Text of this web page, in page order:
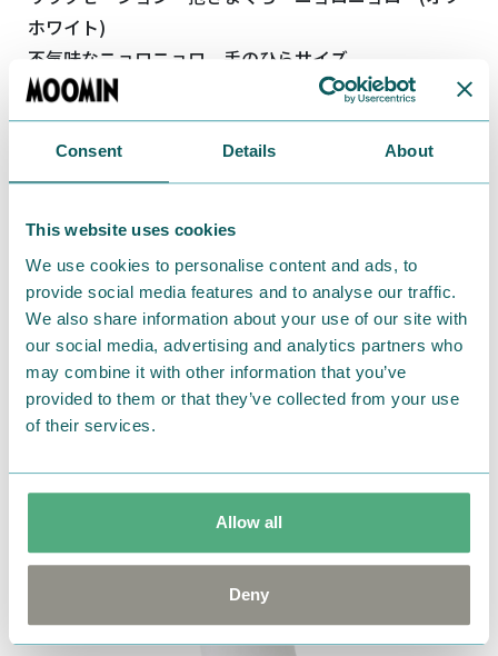
Consent Details About
This website uses cookies
We use cookies to personalise content and ads, to
provide social media features and to analyse our traffic.
We also share information about your use of our site with
our social media, advertising and analytics partners who
may combine it with other information that you’ve
provided to them or that they’ve collected from your use
of their services.
Allow all
Deny
ホワイト)
不気味なニョロニョロ 手のひらサイズ
不気味なニョロニョロ L
不気味なニョロニョロ S
不気味なニョロニョロ マスコット
不気味なニョロニョロ L サイズ：
H31×W14.5×D6cm 価格2.640円(税込)